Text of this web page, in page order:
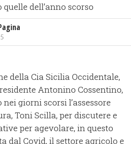
dell’anno scorso
della Cia Sicilia Occidentale,
Antonino Cossentino,
giorni scorsi l’assessore
Toni Scilla, per discutere e
per agevolare, in questo
dal Covid, il settore agricolo e